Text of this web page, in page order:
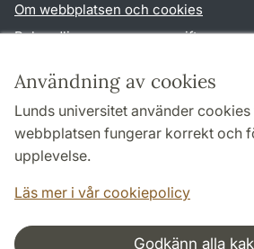
Användning av cookies
Lunds universitet använder
webbplatsen fungerar korrekt och
upplevelse.
Läs mer i vår cookiepolicy
Godkänn alla
Om webbplatsen och cookies
Behandling av personuppgifter
TYPO3-login
Följ oss i sociala medier